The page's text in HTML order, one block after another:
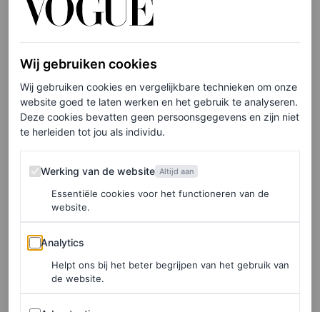
Word één met je adem
diepe ademhalingen helpen het parasympathische
zenuwstelsel van je lichaam te activeren. Dit is
verantwoordelijk voor de rust- en verteringsmodus, en
schakelt tegelijkertijd je sympathische zenuwstelsel – of
de angstige vecht- of vluchtmodus – uit. “Effectief
ademhalen kan voor sommige mensen lastig zijn, omdat
we er meestal zo passief mee omgaan”, zegt Matt
Penman, yogaleraar bij Bodyism.
“Je hoeft niet in kleermakerszit op een kantha-quilt te
zitten terwijl de geur van nag champa wierook in je
Wij gebruiken cookies
Wij gebruiken cookies en vergelijkbare technieken om onze
website goed te laten werken en het gebruik te analyseren.
Deze cookies bevatten geen persoonsgegevens en zijn niet
te herleiden tot jou als individu.
Werking van de website
Werking van de website Altijd aan
Essentiële cookies voor het functioneren van de
website.
Analytics
Analytics
Helpt ons bij het beter begrijpen van het gebruik van
de website.
Advertenties